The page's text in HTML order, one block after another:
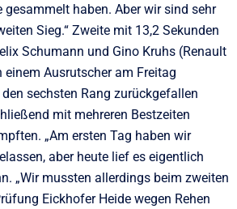
haben. Aber wir sind sehr
Sieg.“ Zweite mit 13,2 Sekunden
Schumann und Gino Kruhs (Renault
einem Ausrutscher am Freitag
sechsten Rang zurückgefallen
mit mehreren Bestzeiten
„Am ersten Tag haben wir
aber heute lief es eigentlich
„Wir mussten allerdings beim zweiten
Eickhofer Heide wegen Rehen